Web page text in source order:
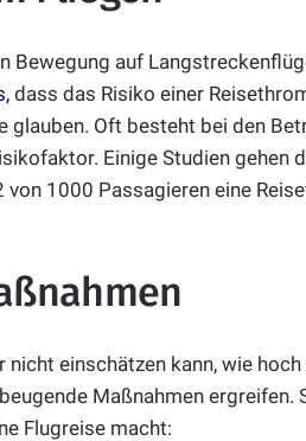
Bewegung auf
, dass das Risiko einer
glauben. Oft besteht bei den
Einige Studien gehen
von 1000 Passagieren eine
einschätzen kann, wie
Maßnahmen ergreifen.
Flugreise macht: